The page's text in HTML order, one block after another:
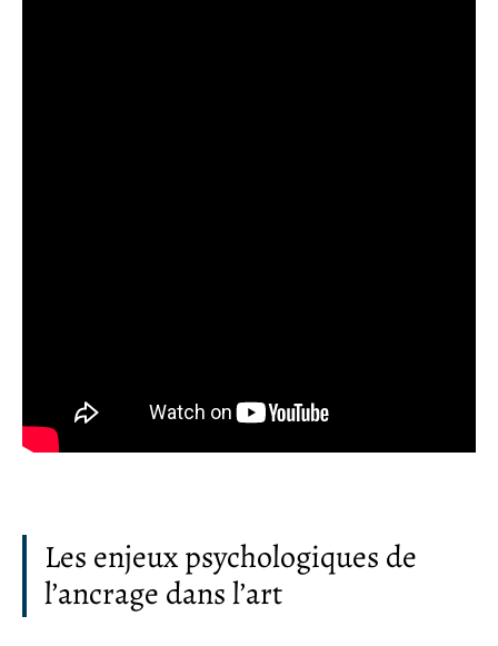
Les enjeux psychologiques de
l’ancrage dans l’art